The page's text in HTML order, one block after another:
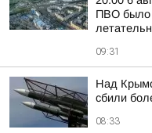
ПВО было
09:31
Над
сбили
08:33